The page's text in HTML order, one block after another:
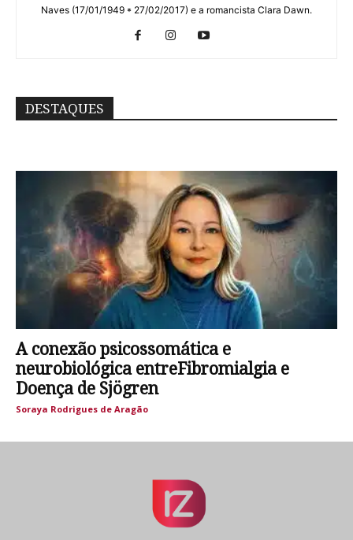
Naves (17/01/1949 * 27/02/2017) e a romancista Clara Dawn.
DESTAQUES
A conexão psicossomática e
neurobiológica entreFibromialgia e
Doença de Sjögren
Soraya Rodrigues de Aragão